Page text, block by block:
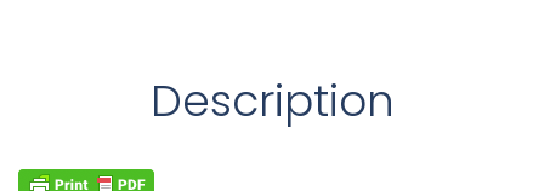
Description